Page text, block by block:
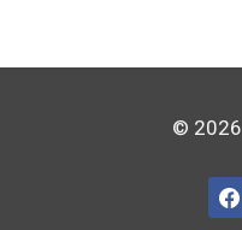
© 2026